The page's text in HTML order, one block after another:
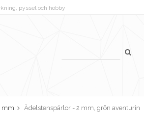
pyssel och hobby
mm Ädelstenspärlor - 2 mm, grön aventurin